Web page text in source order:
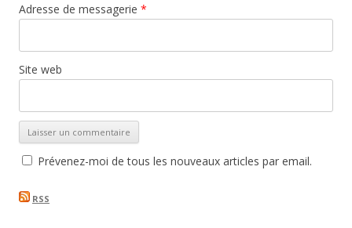
Adresse de messagerie *
Site web
Prévenez-moi de tous les nouveaux articles par email.
RSS